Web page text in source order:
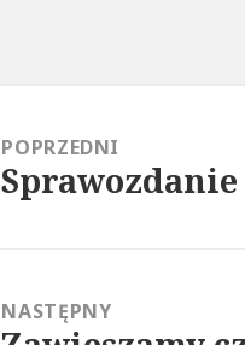
POPRZEDNI
Poprzedni
NASTĘPNY